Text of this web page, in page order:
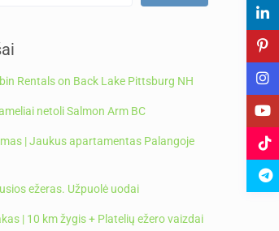
Rentals on Back Lake Pittsburg NH
netoli Salmon Arm BC
| Jaukus apartamentas Palangoje
ežeras. Užpuolė uodai
| 10 km žygis + Platelių ežero vaizdai